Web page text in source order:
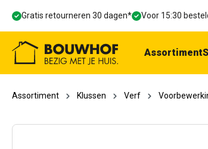
Ga naar de hoofdnavigatie
Gratis retourneren 30 dagen* Voor 15:30
Assortiment
Assortiment Klussen Verf